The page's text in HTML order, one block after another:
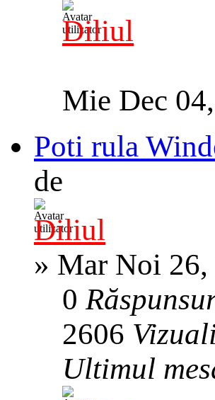
Diliul
Mie Dec
Poti rula
de
Diliul
» Mar Noi 26,
0
2606
Ultimul